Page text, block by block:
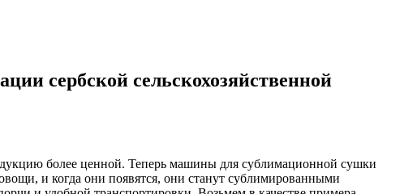
сербской сельскохозяйственной
более ценной. Теперь машины для сублимационной сушки
и когда они появятся, они станут сублимированными